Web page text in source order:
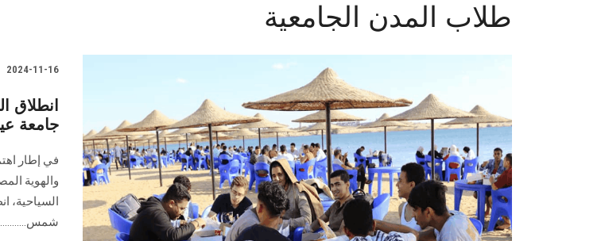
طلاب المدن الجامعية
2024-11-16
انطلاق
جامعة
في إطار
والهوية
السياحية،